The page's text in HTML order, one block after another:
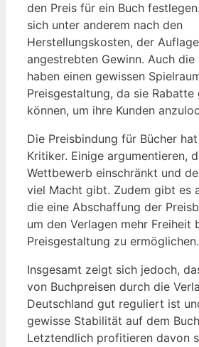
den Preis für⁢ ein Buch
⁣sich ⁢unter anderem⁤ nach den
Herstellungskosten, der
angestrebten Gewinn. Auch die
haben einen ​gewissen
Preisgestaltung, da sie Rabatte
können, um ihre Kunden
Die Preisbindung für Bücher
Kritiker. Einige argumentieren,
Wettbewerb einschränkt und
viel⁢ Macht gibt. Zudem gibt es
die eine ‍Abschaffung der
um den Verlagen mehr Freiheit
Preisgestaltung zu ermöglichen.
Insgesamt zeigt sich jedoch,
von Buchpreisen durch die
Deutschland gut reguliert ist
gewisse ​Stabilität auf dem
Letztendlich profitieren davon